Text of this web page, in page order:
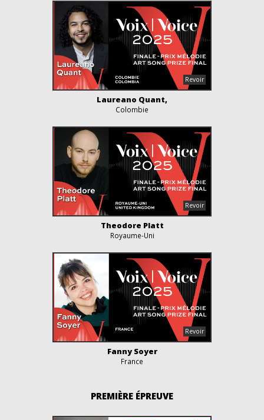
Laureano Quant,
Colombie
Theodore Platt
Royaume-Uni
Fanny Soyer
France
PREMIÈRE ÉPREUVE